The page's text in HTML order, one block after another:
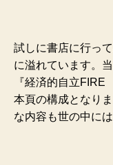
試しに書店に行っ
に溢れています。
『経済的自立
本頁の構成となり
な内容も世の中に